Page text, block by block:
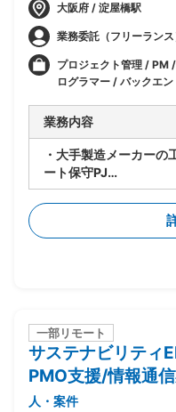
大阪府 / 淀屋橋駅
業務委託（フリーランス
プロジェクト管理 / PM
ログラマー / バックエ
/ IT / CRM/SFA/BI
業務内容
・大手製造メーカー
ート保守PJ
・PowerBIとSQL
で要員募集中
・主に下記業務を担っ
-PowerBIレポートに
-PowerBIスキルを用
-定期運用、問合せへの
-保守作業のための顧
参加含む)
・今回0.9人月にて1案
て顧客フロント対応(
一部リモート
サステナビリティ
PMO支援/情報通
人・案件